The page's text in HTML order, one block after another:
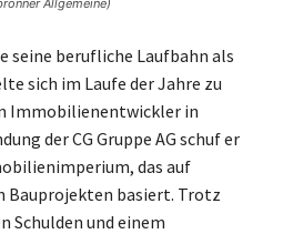
Allgemeine)
berufliche Laufbahn als
sich im Laufe der Jahre zu
Immobilienentwickler in
der CG Gruppe AG schuf er
das auf
Bauprojekten basiert. Trotz
Schulden und einem